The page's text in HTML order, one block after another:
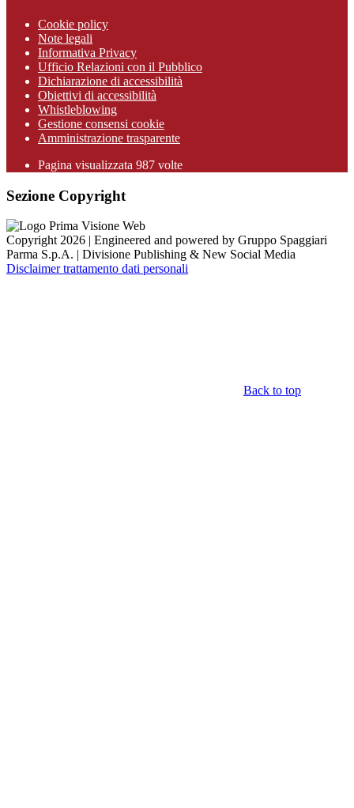
Cookie policy
Note legali
Informativa Privacy
Ufficio Relazioni con il Pubblico
Dichiarazione di accessibilità
Obiettivi di accessibilità
Whistleblowing
Gestione consensi cookie
Amministrazione trasparente
Pagina visualizzata 987 volte
Sezione Copyright
Copyright 2026 | Engineered and powered by Gruppo Spaggiari
Parma S.p.A. | Divisione Publishing & New Social Media
Disclaimer trattamento dati personali
Back to top